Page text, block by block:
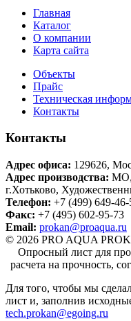
Главная
Каталог
О компании
Карта сайта
Объекты
Прайс
Техническая
Контакты
Контакты
Адрес офиса: 129626,
Адрес производства: МО,
г.Хотьково,
Телефон: +7 (499) 649-46-
Факс: +7 (495) 602-95-73
Email: prokan@proaqua.ru
© 2026 PRO AQUA
Опросный лист для
расчета на прочность,
Для того, чтобы мы
лист и, заполнив
tech.prokan@egoing.ru